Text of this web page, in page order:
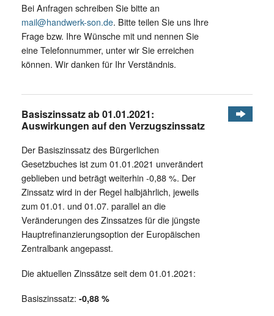
Bei Anfragen schreiben Sie bitte an
mail@handwerk-son.de. Bitte teilen Sie uns Ihre
Frage bzw. Ihre Wünsche mit und nennen Sie
eine Telefonnummer, unter wir Sie erreichen
können. Wir danken für Ihr Verständnis.
Basiszinssatz ab 01.01.2021:
Auswirkungen auf den Verzugszinssatz
Der Basiszinssatz des Bürgerlichen
Gesetzbuches ist zum 01.01.2021 unverändert
geblieben und beträgt weiterhin -0,88 %. Der
Zinssatz wird in der Regel halbjährlich, jeweils
zum 01.01. und 01.07. parallel an die
Veränderungen des Zinssatzes für die jüngste
Hauptrefinanzierungsoption der Europäischen
Zentralbank angepasst.
Die aktuellen Zinssätze seit dem 01.01.2021:
Basiszinssatz: -0,88 %